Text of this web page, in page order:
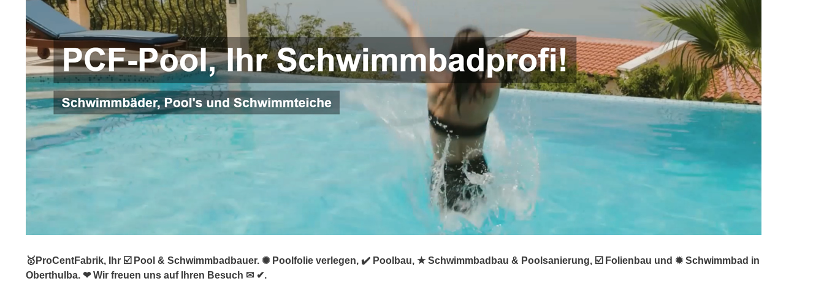
🥇ProCentFabrik, Ihr ☑️ Pool & Schwimmbadbauer. ✺ Poolfolie verlegen, ✔️ Poolbau, ★ Schwimmbadbau & Poolsanierung, ☑️ Folienbau und ✹ Schwimmbad in
Oberthulba. ❤ Wir freuen uns auf Ihren Besuch ✉ ✔.